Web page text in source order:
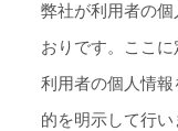
弊社が利用者の
おりです。ここに
利用者の個人情
的を明示して行い